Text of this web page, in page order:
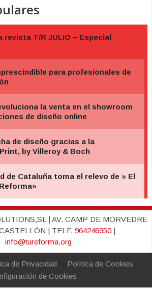
| AV. CAMP DE MORVEDRE
| TELF. 964246950|
info@tureforma.org
de Privacidad
Política de Cookies
de Cookies